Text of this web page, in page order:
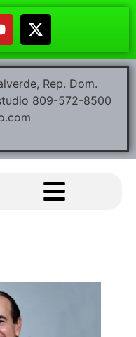
Rep. Dom.
809-572-8500